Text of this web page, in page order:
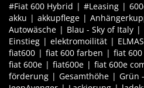
#Fiat 600 Hybrid #Leasing
akku
akkupflege
Autowäsche
Blau - Sky of Italy
Einstieg
elektromoilität
fiat600
fiat 600 farben fiat
fiat 600e
fiat600e fiat 600e
förderung
Gesamthöhe Grün